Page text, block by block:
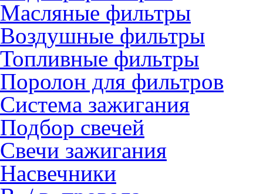
Масляные фильтры
Воздушные фильтры
Топливные фильтры
Поролон для фильтров
Система зажигания
Подбор свечей
Свечи зажигания
Насвечники